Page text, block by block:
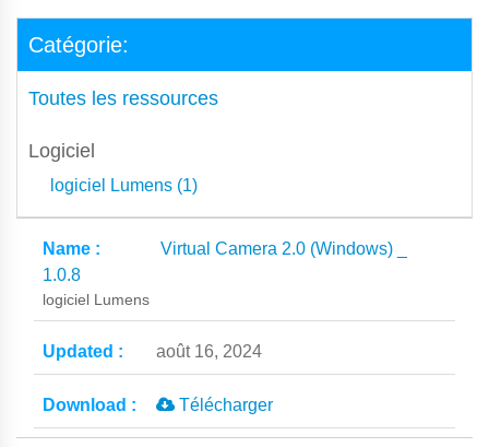
Catégorie:
Toutes les ressources
Logiciel
logiciel Lumens (1)
Virtual Camera 2.0 (Windows) _
1.0.8
logiciel Lumens
août 16, 2024
Télécharger